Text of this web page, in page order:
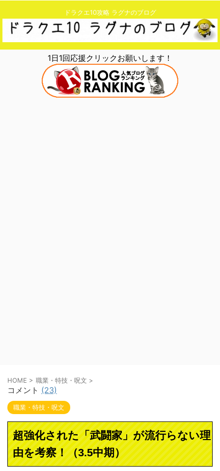
ドラクエ10攻略 ラグナのブログ
1日1回応援クリックお願いします！
HOME > 職業・特技・呪文 >
コメント (23)
職業・特技・呪文
超強化された「武闘家」が流行らない理
由を考察！（3.5中期）